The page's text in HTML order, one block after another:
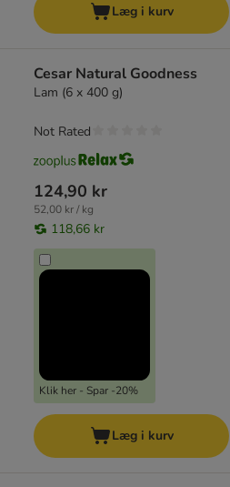
Læg i kurv
Cesar Natural Goodness
Lam (6 x 400 g)
124,90 kr
52,00 kr / kg
118,66 kr
Klik her - Spar -20%
Not Rated
Læg i kurv